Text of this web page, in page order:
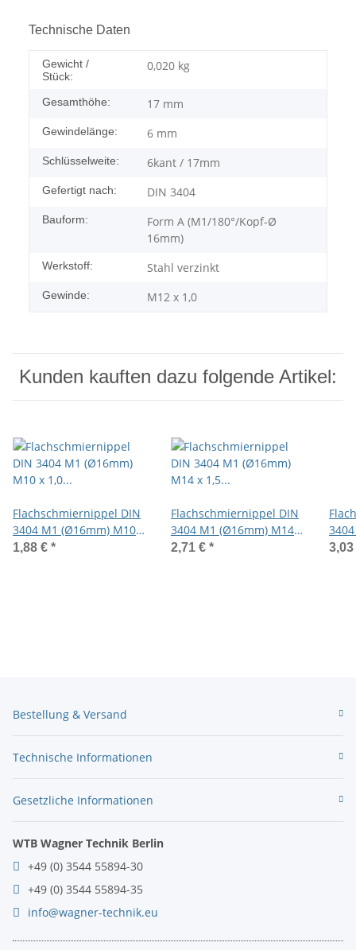
Technische Daten
Gewicht /
Stück:
0,020 kg
Gesamthöhe: 17 mm
Gewindelänge: 6 mm
Schlüsselweite: 6kant / 17mm
Gefertigt nach: DIN 3404
Bauform:
Form A (M1/180°/Kopf-Ø
16mm)
Werkstoff: Stahl verzinkt
Gewinde: M12 x 1,0
Kunden kauften dazu folgende Artikel:
Flachschmiernippel DIN
3404 M1 (Ø16mm) M10 x
1,0 Stahl verzinkt
1,88 € *
Flachschmiernippel DIN
3404 M1 (Ø16mm) M14 x
1,5 Stahl verzinkt
2,71 € *
1,5
Bestellung & Versand
Technische Informationen
Gesetzliche Informationen
WTB Wagner Technik Berlin
+49 (0) 3544 55894-30
+49 (0) 3544 55894-35
info@wagner-technik.eu